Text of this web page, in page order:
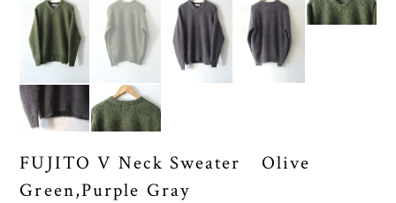
FUJITO V Neck Sweater Olive
Green,Purple Gray